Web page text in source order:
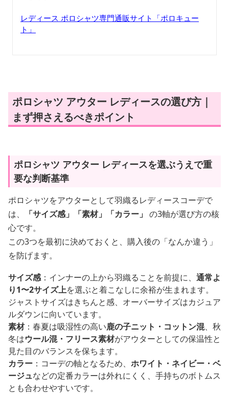
レディース ポロシャツ専門通販サイト「ポロキュー
ト」
ポロシャツ アウター レディースの選び方｜
まず押さえるべきポイント
ポロシャツ アウター レディースを選ぶうえで重
要な判断基準
ポロシャツをアウターとして羽織るレディースコーデで
は、
「サイズ感」「素材」「カラー」 の3軸が選び方の核
心です。
この3つを最初に決めておくと、購入後の「なんか違う」
を防げます。
サイズ感：インナーの上から羽織ることを前提に、 通常よ
り1〜2サイズ上を選ぶと着こなしに余裕が生まれます。
ジャストサイズはきちんと感、オーバーサイズはカジュア
ルダウンに向いています。
素材：春夏は吸湿性の高い鹿の子ニット・コットン混、秋
冬はウール混・フリース素材がアウターとしての保温性と
見た目のバランスを保ちます。
カラー ：コーデの軸となるため、 ホワイト・ネイビー・ベ
ージュなどの定番カラーは外れにくく、手持ちのボトムス
とも合わせやすいです。